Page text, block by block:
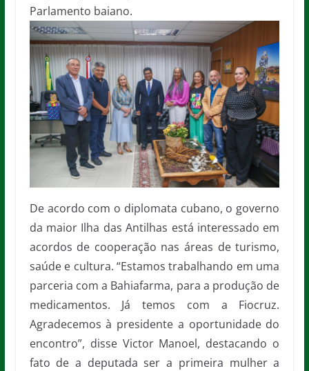
Parlamento baiano.
De acordo com o diplomata cubano, o governo
da maior Ilha das Antilhas está interessado em
acordos de cooperação nas áreas de turismo,
saúde e cultura. “Estamos trabalhando em uma
parceria com a Bahiafarma, para a produção de
medicamentos. Já temos com a Fiocruz.
Agradecemos à presidente a oportunidade do
encontro”, disse Victor Manoel, destacando o
fato de a deputada ser a primeira mulher a